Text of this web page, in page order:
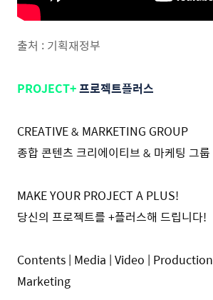
출처 : 기획재정부
PROJECT+프로젝트플러스
CREATIVE & MARKETING GROUP
종합 콘텐츠 크리에이티브 & 마케팅 그룹
MAKE YOUR PROJECT A PLUS!
당신의 프로젝트를 +플러스해 드립니다!
Contents | Media | Video | Production
Marketing